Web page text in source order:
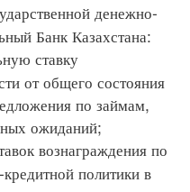
денежно-
Банк Казахстана:
ставку
от общего состояния
по займам,
ожиданий;
вознаграждения по
политики в